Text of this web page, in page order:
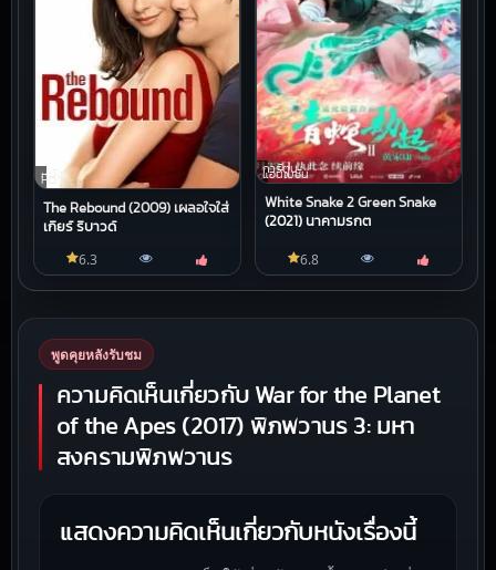
หนัง
HD
The Rebound (2009) เผลอใจใส่
เกียร์ รีบาวด์
6.3
การ์ตูน
แอนิเมชัน
White Snake 2 Green Snake
(2021) นาคามรกต
6.8
พูดคุยหลังรับชม
ความคิดเห็นเกี่ยวกับ War for the Planet
of the Apes (2017) พิภพวานร 3: มหา
สงครามพิภพวานร
แสดงความคิดเห็นเกี่ยวกับหนังเรื่องนี้